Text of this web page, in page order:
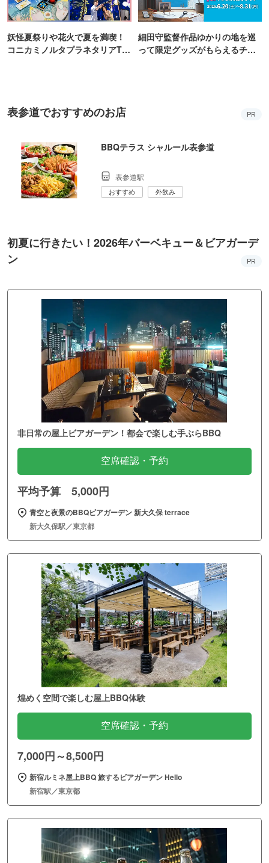
妖怪夏祭りや花火で夏を満喫！
コニカミノルタプラネタリアTO
細田守監督作品ゆかりの地を巡
って限定グッズがもらえるチャ
表参道でおすすめのお店 PR
BBQテラス シャルール表参道
表参道駅
おすすめ 外飲み
初夏に行きたい！2026年バーベキュー＆ビアガーデ
ン
PR
非日常の屋上ビアガーデン！都会で楽しむ手ぶらBBQ
空席確認・予約
平均予算 5,000円
青空と夜景のBBQビアガーデン 新大久保 terrace
新大久保駅／東京都
煌めく空間で楽しむ屋上BBQ体験
空席確認・予約
7,000円～8,500円
新宿ルミネ屋上BBQ 旅するビアガーデン Hello
新宿駅／東京都